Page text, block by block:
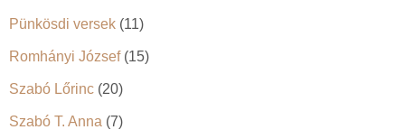
Pünkösdi versek (11)
Romhányi József(15)
Szabó Lőrinc (20)
Szabó T. Anna (7)